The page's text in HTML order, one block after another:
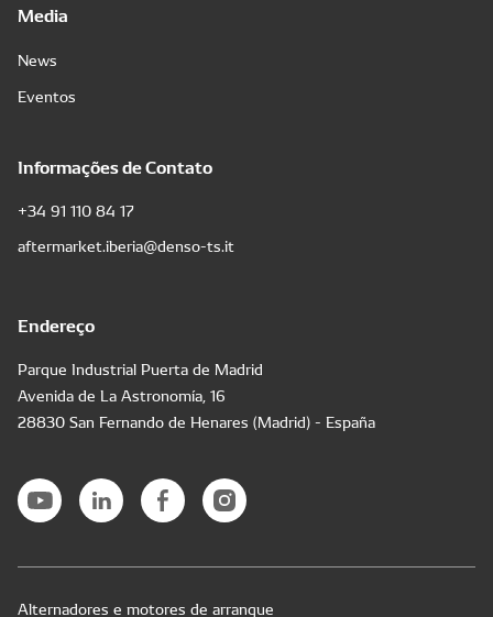
Media
News
Eventos
Informações de Contato
+34 91 110 84 17
aftermarket.iberia@denso-ts.it
Endereço
Parque Industrial Puerta de Madrid
Avenida de La Astronomía, 16
28830 San Fernando de Henares (Madrid) - España
Alternadores e motores de arranque